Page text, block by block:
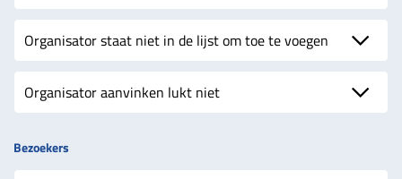
Organisator staat niet in de lijst om toe te voegen
Organisator aanvinken lukt niet
Bezoekers